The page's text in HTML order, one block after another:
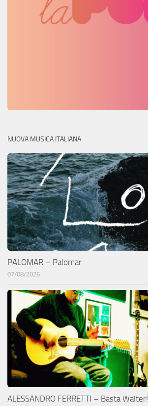
NUOVA MUSICA ITALIANA
PALOMAR – Palomar
07/08/2026
ALESSANDRO FERRETTI – Basta Walter!